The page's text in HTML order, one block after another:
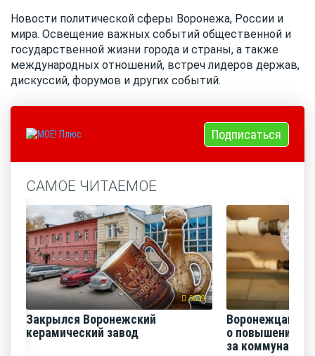
Новости политической сферы Воронежа, России и
мира. Освещение важных событий общественной и
государственной жизни города и страны, а также
международных отношений, встреч лидеров держав,
дискуссий, форумов и других событий.
Подписаться
САМОЕ ЧИТАЕМОЕ
5609
Закрылся Воронежский
керамический завод
Воронежцам
о повышении
за